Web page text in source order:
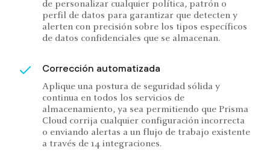
de personalizar cualquier política, patrón o
perfil de datos para garantizar que detecten y
alerten con precisión sobre los tipos específicos
de datos confidenciales que se almacenan.
Corrección automatizada
Aplique una postura de seguridad sólida y
continua en todos los servicios de
almacenamiento, ya sea permitiendo que Prisma
Cloud corrija cualquier configuración incorrecta
o enviando alertas a un flujo de trabajo existente
a través de 14 integraciones.